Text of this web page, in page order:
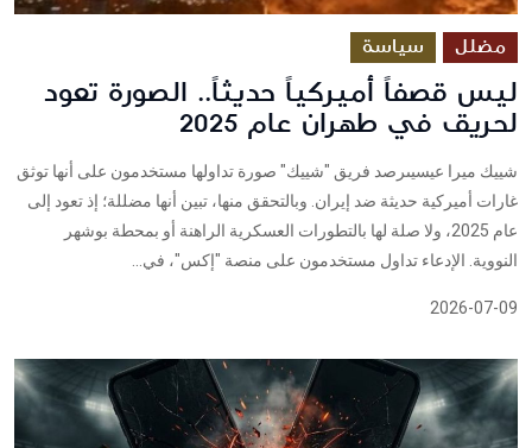
مضلل سياسة
ليس قصفاً أميركياً حديثاً.. الصورة تعود
لحريق في طهران عام 2025
شييك ميرا عيسيىرصد فريق "شييك" صورة تداولها مستخدمون على أنها توثق
غارات أميركية حديثة ضد إيران. وبالتحقق منها، تبين أنها مضللة؛ إذ تعود إلى
عام 2025، ولا صلة لها بالتطورات العسكرية الراهنة أو بمحطة بوشهر
النووية. الإدعاء تداول مستخدمون على منصة "إكس"، في...
2026-07-09